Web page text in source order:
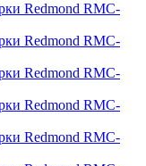
Redmond RMC-
Redmond RMC-
Redmond RMC-
Redmond RMC-
Redmond RMC-